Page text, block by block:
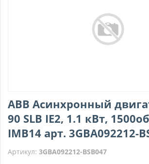
ABB Асинхронный
90 SLB IE2, 1.1 кВт,
IMB14 арт. 3GBA092212-
Артикул: 3GBA092212-BSB047